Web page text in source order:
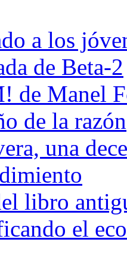
a los
de Beta-2
de Manel
de la razón
una
libro
el